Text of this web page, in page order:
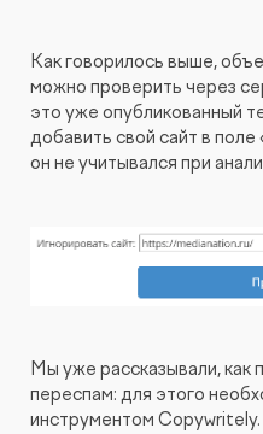
Как говорилось выше,
можно проверить через
это уже опубликованный
добавить свой сайт в
он не учитывался при
Мы уже рассказывали, как
переспам: для этого
инструментом Copywritely.